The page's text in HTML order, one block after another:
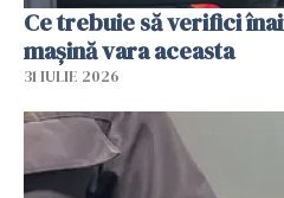
Ce trebuie să verifici
mașină vara aceasta
31 IULIE 2026